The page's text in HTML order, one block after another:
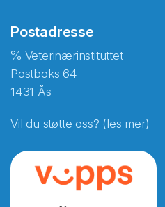
Postadresse
℅ Veterinærinstituttet
Postboks 64
1431 Ås
Vil du støtte oss? (les mer)